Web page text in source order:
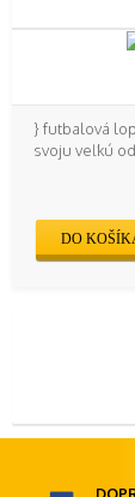
} futbalová
svoju veľkú
DO